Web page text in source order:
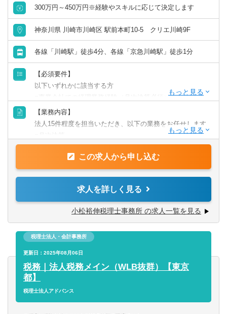
年齢は関係なく、年収とスキルを上げていける事務所で
300万円～450万円※経験やスキルに応じて決定します
神奈川県 川崎市川崎区 駅前本町10-5 クリエ川崎9F
各線「川崎駅」徒歩4分、各線「京急川崎駅」徒歩1分
【必須要件】
以下いずれかに該当する方
■事業会社での経理業務経験（月次決算必須）がある方
■会計事務所経験がある方
■税理士科目を1科目以上合格されている方
【歓迎要件】
■税理士科目を複数合格されている方
【求める人物像】
■前向きにやる気を持って業務に取り組める方
※所長も含め、未経験からのスタートで現在活躍されてい
る方が多数いらっしゃいます
【業務内容】
法人15件程度を担当いただき、以下の業務をお任せします
■確定申告
■各種申告書の作成
■月次巡回監査
上記に付随する下記業務もご経験や志向に応じて順次お任
せいたします
■初期指導
■マネジメントアドバイザリーサービス(MAS)
■不動産関連コンサルティング
■融資のご紹介
この求人から申し込む
求人を詳しく見る
小松裕伸税理士事務所 の求人一覧を見る
税理士法人・会計事務所
更新日：2025年08月06日
税務｜法人税務メイン（WLB抜群）【東京
都】
税理士法人アドバンス